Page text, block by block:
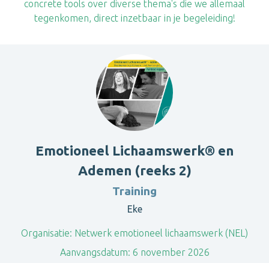
concrete tools over diverse thema's die we allemaal
tegenkomen, direct inzetbaar in je begeleiding!
Emotioneel Lichaamswerk® en
Ademen (reeks 2)
Training
Eke
Organisatie: Netwerk emotioneel lichaamswerk (NEL)
Aanvangsdatum: 6 november 2026